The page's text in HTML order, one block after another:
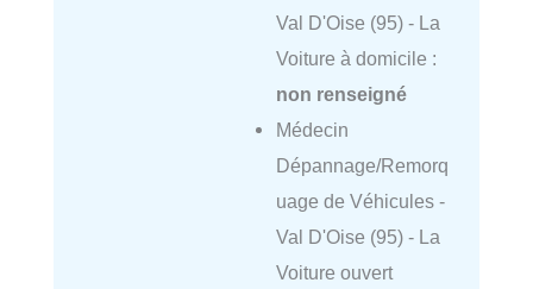
Val D'Oise (95) - La
Voiture à domicile :
non renseigné
Médecin
Dépannage/Remorq
uage de Véhicules -
Val D'Oise (95) - La
Voiture ouvert